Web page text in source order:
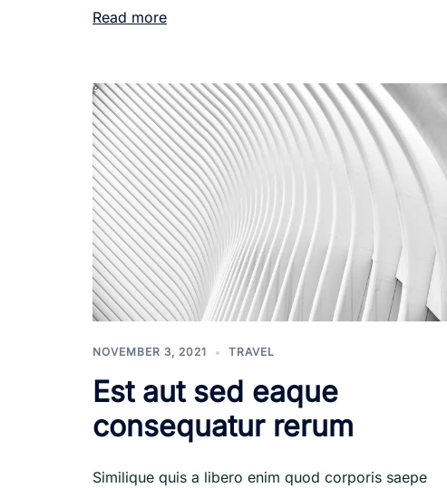
Read more
NOVEMBER 3, 2021 TRAVEL
Est aut sed eaque
consequatur rerum
Similique quis a libero enim quod corporis saepe